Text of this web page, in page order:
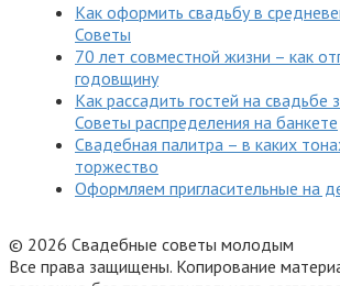
Как оформить свадьбу в
Советы
70 лет совместной жизни – как
годовщину
Как рассадить гостей на свадьбе
Советы распределения на банкете
Свадебная палитра – в каких
торжество
Оформляем пригласительные на
© 2026 Свадебные советы молодым
Все права защищены. Копирование